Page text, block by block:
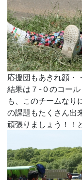
応援団もあきれ顔・
結果は７-０のコー
も、このチームなり
の課題もたくさん出
頑張りましょう！！